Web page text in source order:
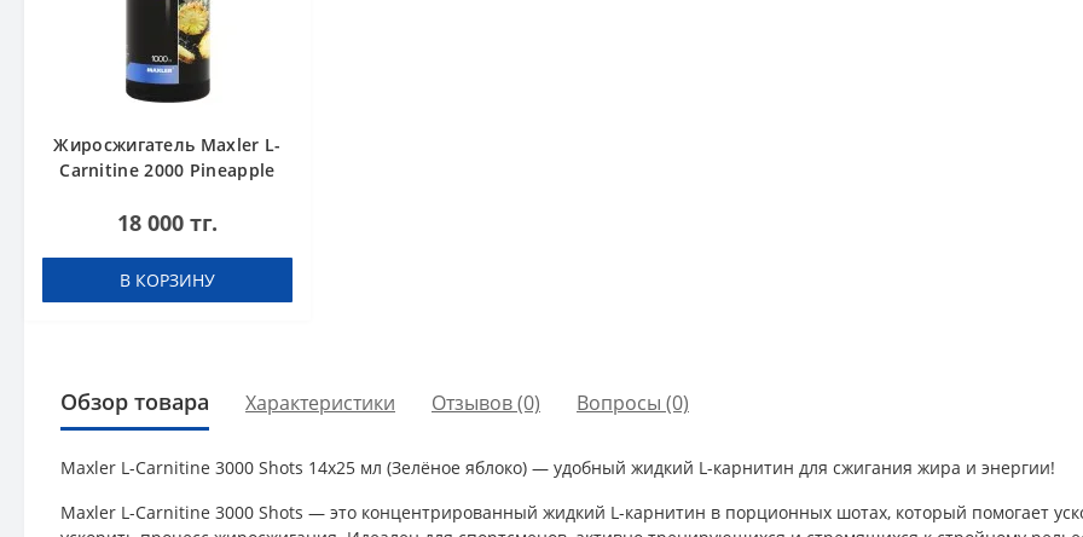
Жиросжигатель Maxler L-
Carnitine 2000 Pineapple
18 000 тг.
В КОРЗИНУ
Обзор товара Характеристики Отзывов (0) Вопросы (0)
Maxler L-Carnitine 3000 Shots 14x25 мл (Зелёное яблоко) — удобный жидкий L-карнитин для сжигания жира и энергии!
Maxler L-Carnitine 3000 Shots — это концентрированный жидкий L-карнитин в порционных шотах, который помогает